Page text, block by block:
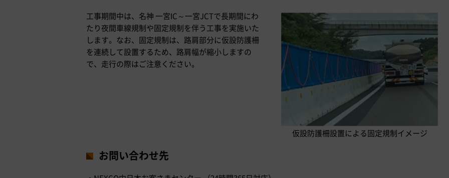
工事期間中は、名神 一宮IC～一宮JCTで長期間にわ
たり夜間車線規制や固定規制を伴う工事を実施いた
します。なお、固定規制は、路肩部分に仮設防護柵
を連続して設置するため、路肩幅が縮小しますの
で、走行の際はご注意ください。
仮設防護柵設置による固定規制イメージ
お問い合わせ先